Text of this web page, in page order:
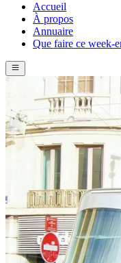
Accueil
À propos
Annuaire
Que faire ce week-